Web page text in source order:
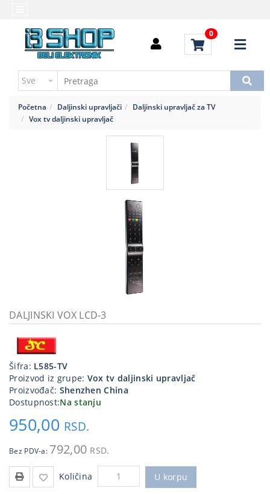
0
Baterija,punjač
Daljinski
priključci
Kućna
tehnika
Poslovna
oprema,računari
program
Brendovi
Uputstvo
kupovinu
Početna Daljinski upravljači
Daljinski upravljač za TV
Vox tv daljinski upravljač
DALJINSKI VOX LCD-3
Šifra: L585-TV
Proizvod iz grupe: Vox tv daljinski upravljač
Proizvođač: Shenzhen China
Dostupnost:Na stanju
950,00 RSD.
Bez PDV-a: 792,00 RSD.
Količina U korpu